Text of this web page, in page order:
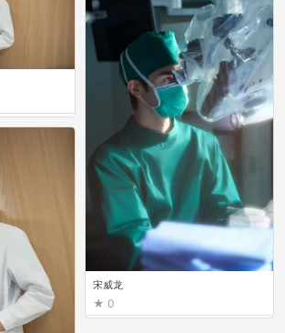
宋威龙
0